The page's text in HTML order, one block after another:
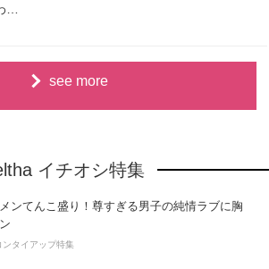
…
see more
イチオシ特集
ンてんこ盛り！尊すぎる男子の純情ラブに胸
ンタイアップ特集